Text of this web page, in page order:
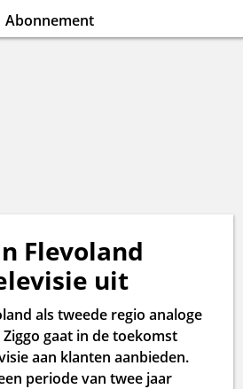
Abonnement
Flevoland
uit
als tweede regio analoge
gaat in de toekomst
aan klanten aanbieden.
periode van twee jaar